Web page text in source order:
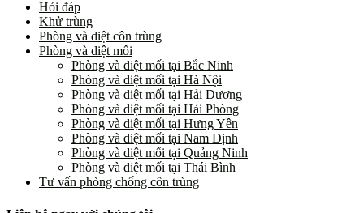
Hỏi đáp
Khử trùng
Phòng và diệt côn trùng
Phòng và diệt mối
Phòng và diệt mối tại Bắc Ninh
Phòng và diệt mối tại Hà Nội
Phòng và diệt mối tại Hải Dương
Phòng và diệt mối tại Hải Phòng
Phòng và diệt mối tại Hưng Yên
Phòng và diệt mối tại Nam Định
Phòng và diệt mối tại Quảng Ninh
Phòng và diệt mối tại Thái Bình
Tư vấn phòng chống côn trùng